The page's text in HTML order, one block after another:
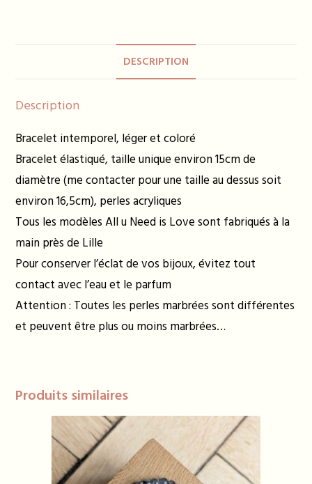
DESCRIPTION
Description
Bracelet intemporel, léger et coloré
Bracelet élastiqué, taille unique environ 15cm de
diamètre (me contacter pour une taille au dessus soit
environ 16,5cm), perles acryliques
Tous les modèles All u Need is Love sont fabriqués à la
main près de Lille
Pour conserver l’éclat de vos bijoux, évitez tout
contact avec l’eau et le parfum
Attention : Toutes les perles marbrées sont différentes
et peuvent être plus ou moins marbrées…
Produits similaires